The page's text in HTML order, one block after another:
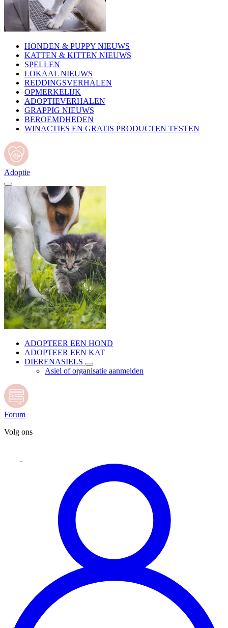
HONDEN & PUPPY NIEUWS
KATTEN & KITTEN NIEUWS
SPELLEN
LOKAAL NIEUWS
REDDINGSVERHALEN
OPMERKELIJK
ADOPTIEVERHALEN
GRAPPIG NIEUWS
BEROEMDHEDEN
WINACTIES EN GRATIS PRODUCTEN TESTEN
Adoptie
ADOPTEER EEN HOND
ADOPTEER EEN KAT
DIERENASIELS
Asiel of organisatie aanmelden
Forum
Volg ons